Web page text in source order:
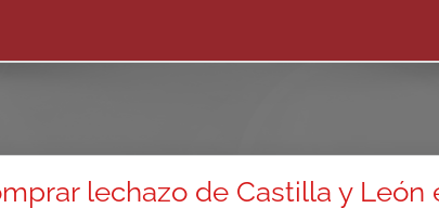
lechazo de Castilla y León